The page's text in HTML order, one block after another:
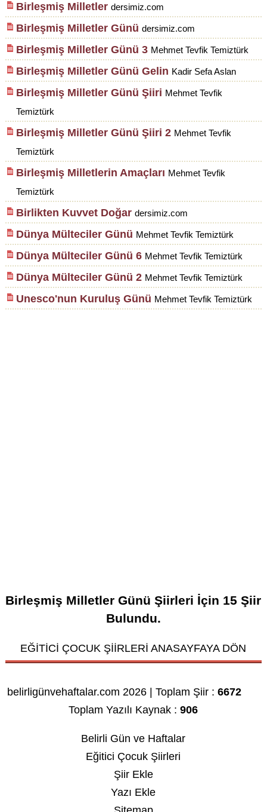
Birleşmiş Milletler dersimiz.com
Birleşmiş Milletler Günü dersimiz.com
Birleşmiş Milletler Günü 3 Mehmet Tevfik Temiztürk
Birleşmiş Milletler Günü Gelin Kadir Sefa Aslan
Birleşmiş Milletler Günü Şiiri Mehmet Tevfik
Temiztürk
Birleşmiş Milletler Günü Şiiri 2 Mehmet Tevfik
Temiztürk
Birleşmiş Milletlerin Amaçları Mehmet Tevfik
Temiztürk
Birlikten Kuvvet Doğar dersimiz.com
Dünya Mülteciler Günü Mehmet Tevfik Temiztürk
Dünya Mülteciler Günü 6 Mehmet Tevfik Temiztürk
Dünya Mülteciler Günü 2 Mehmet Tevfik Temiztürk
Unesco'nun Kuruluş Günü Mehmet Tevfik Temiztürk
Birleşmiş Milletler Günü Şiirleri İçin 15 Şiir
Bulundu.
EĞİTİCİ ÇOCUK ŞİİRLERİ ANASAYFAYA DÖN
belirligünvehaftalar.com 2026 | Toplam Şiir :6672
Toplam Yazılı Kaynak :906
Belirli Gün ve Haftalar
Eğitici Çocuk Şiirleri
Şiir Ekle
Yazı Ekle